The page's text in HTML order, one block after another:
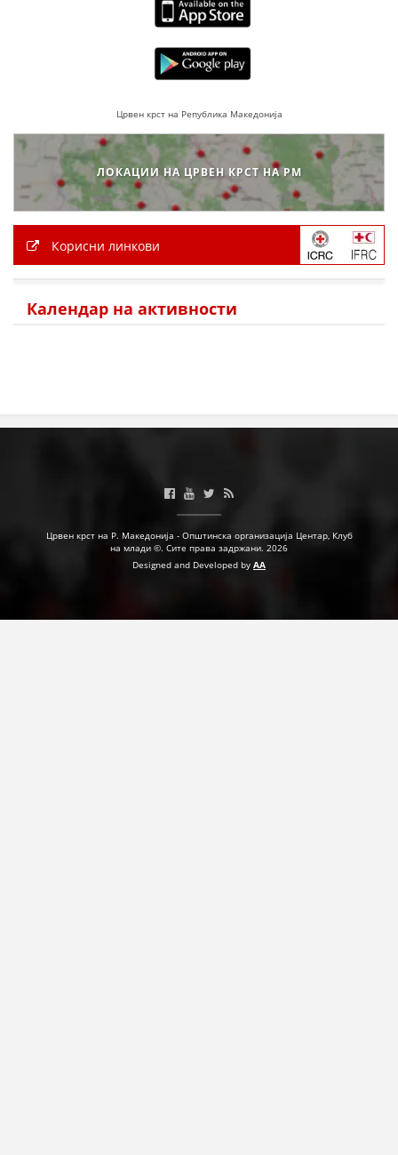
СТРАТЕГИИ
ЕДУКАТИВНО ИНФОРМАТИВНИ МАТЕРИЈАЛИ
ПРЕЗЕНТАЦИИ
Црвен крст на Република Македонија
ЛОКАЦИИ НА ЦРВЕН КРСТ НА РМ
Корисни линкови
Календар на активности
Црвен крст на Р. Македонија - Општинска организација Центар, Клуб
на млади ©. Сите права задржани. 2026
Designed and Developed by AA